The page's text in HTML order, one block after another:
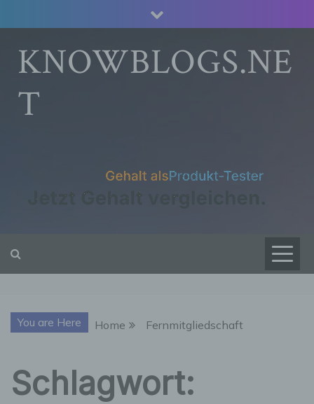
to
contentKNOWBLOGS.NE
T
You are Here Home Fernmitgliedschaft
Schlagwort: